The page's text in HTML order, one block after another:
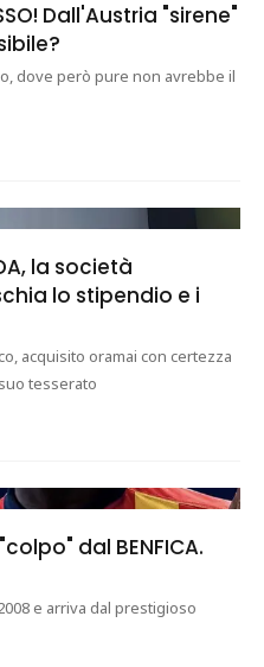
Dall'Austria "sirene"
dove però pure non avrebbe il
la società
lo stipendio e i
acquisito oramai con certezza
tesserato
"colpo" dal BENFICA.
e arriva dal prestigioso